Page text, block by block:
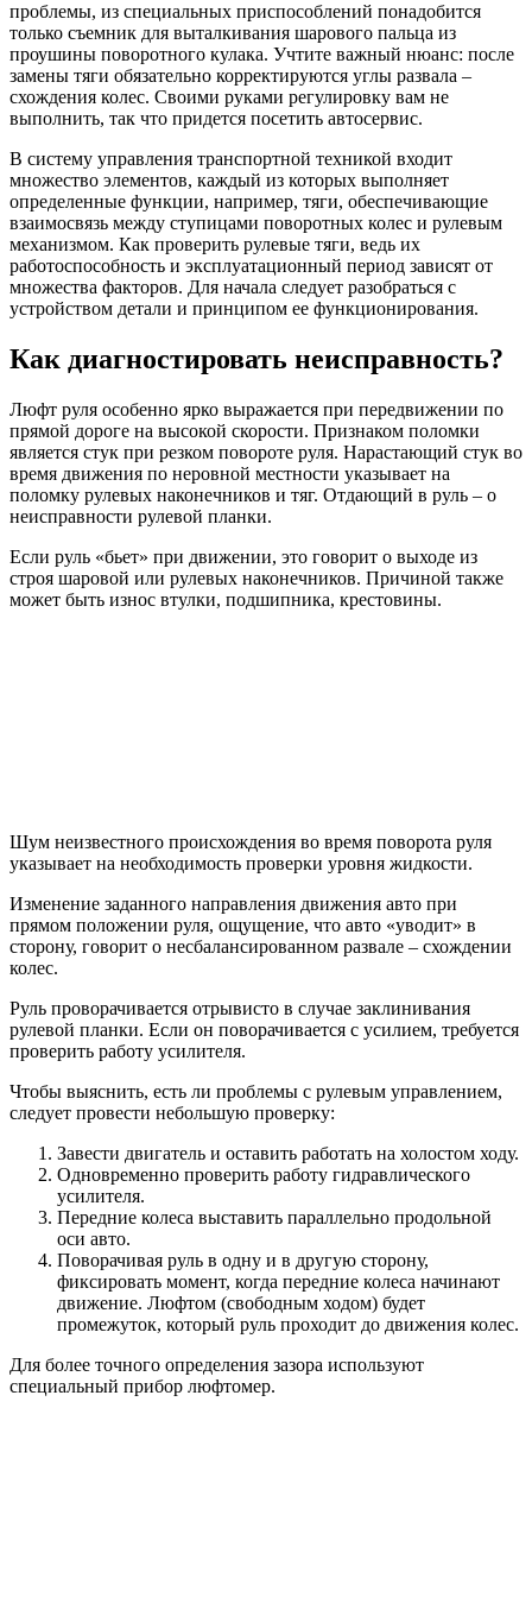
проблемы, из специальных приспособлений понадобится
только съемник для выталкивания шарового пальца из
проушины поворотного кулака. Учтите важный нюанс: после
замены тяги обязательно корректируются углы развала –
схождения колес. Своими руками регулировку вам не
выполнить, так что придется посетить автосервис.
В систему управления транспортной техникой входит
множество элементов, каждый из которых выполняет
определенные функции, например, тяги, обеспечивающие
взаимосвязь между ступицами поворотных колес и рулевым
механизмом. Как проверить рулевые тяги, ведь их
работоспособность и эксплуатационный период зависят от
множества факторов. Для начала следует разобраться с
устройством детали и принципом ее функционирования.
Как диагностировать неисправность?
Люфт руля особенно ярко выражается при передвижении по
прямой дороге на высокой скорости. Признаком поломки
является стук при резком повороте руля. Нарастающий стук во
время движения по неровной местности указывает на
поломку рулевых наконечников и тяг. Отдающий в руль – о
неисправности рулевой планки.
Если руль «бьет» при движении, это говорит о выходе из
строя шаровой или рулевых наконечников. Причиной также
может быть износ втулки, подшипника, крестовины.
Шум неизвестного происхождения во время поворота руля
указывает на необходимость проверки уровня жидкости.
Изменение заданного направления движения авто при
прямом положении руля, ощущение, что авто «уводит» в
сторону, говорит о несбалансированном развале – схождении
колес.
Руль проворачивается отрывисто в случае заклинивания
рулевой планки. Если он поворачивается с усилием, требуется
проверить работу усилителя.
Чтобы выяснить, есть ли проблемы с рулевым управлением,
следует провести небольшую проверку:
Завести двигатель и оставить работать на холостом ходу.
Одновременно проверить работу гидравлического
усилителя.
Передние колеса выставить параллельно продольной
оси авто.
Поворачивая руль в одну и в другую сторону,
фиксировать момент, когда передние колеса начинают
движение. Люфтом (свободным ходом) будет
промежуток, который руль проходит до движения колес.
Для более точного определения зазора используют
специальный прибор люфтомер.